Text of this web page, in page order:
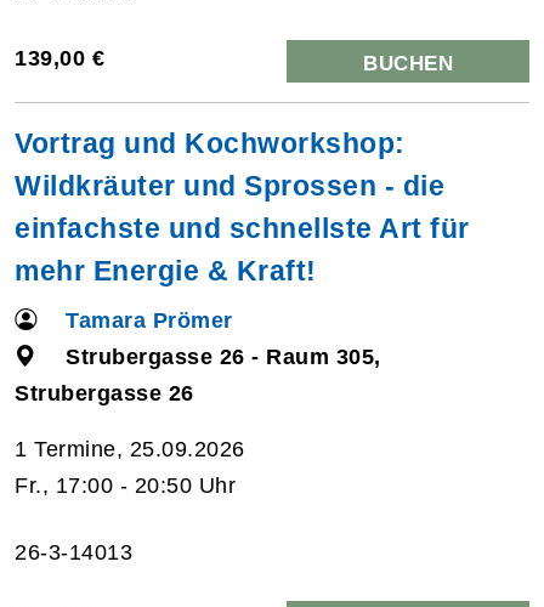
139,00 € BUCHEN
Vortrag und Kochworkshop:
Wildkräuter und Sprossen - die
einfachste und schnellste Art für
mehr Energie & Kraft!
Tamara Prömer
Strubergasse 26 - Raum 305,
Strubergasse 26
1 Termine, 25.09.2026
Fr., 17:00 - 20:50 Uhr
26-3-14013